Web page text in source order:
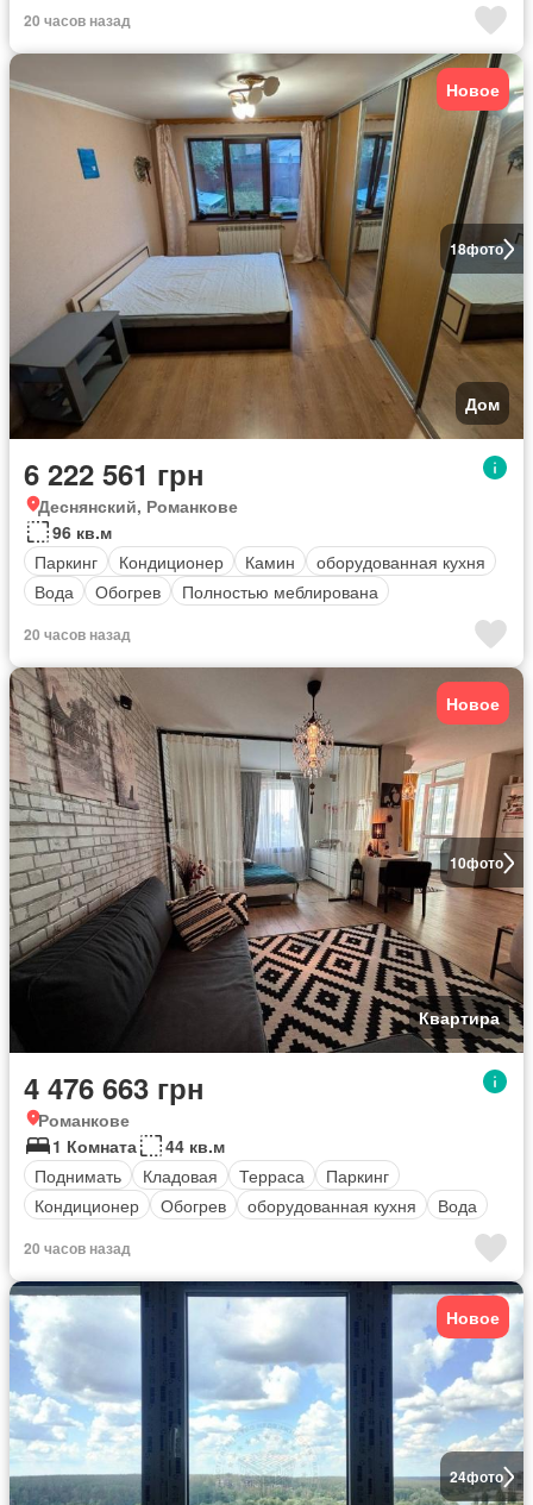
20 часов назад
18фото
Новое
Дом
6 222 561 грн
Деснянский, Романкове
96 кв.м
Паркинг
Кондиционер Камин
оборудованная кухня
Вода
Обогрев Полностью меблирована
20 часов назад
10фото
Новое
Квартира
4 476 663 грн
Романкове
1 Комната
44 кв.м
Поднимать
Кладовая Терраса
Паркинг
Кондиционер
Обогрев оборудованная кухня Вода
20 часов назад
24фото
Новое